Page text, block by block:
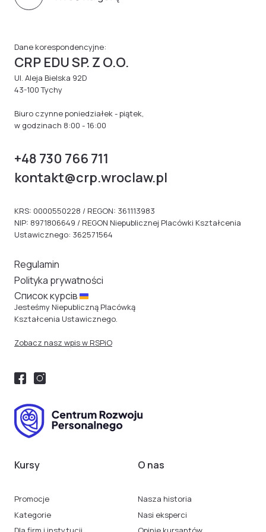
Regulamin
Polityka prywatności
Cписок курсів
Jesteśmy Niepubliczną Placówką
Kształcenia Ustawicznego.
Zobacz nasz wpis w RSPiO
Kursy
Promocje
Kategorie
O nas
Nasza historia
Nasi eksperci
Dane korespondencyjne:
CRP EDU SP. Z O.O.
Ul. Aleja Bielska 92D
43-100 Tychy
Biuro czynne poniedziałek - piątek,
w godzinach 8:00 - 16:00
+48 730 766 711
kontakt@crp.wroclaw.pl
KRS: 0000550228 / REGON: 361113983
NIP: 8971806649 / REGON Niepublicznej Placówki Kształcenia
Ustawicznego: 362571564